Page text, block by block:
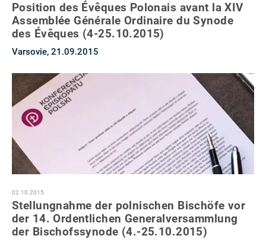
Position des Évêques Polonais avant la XIV
Assemblée Générale Ordinaire du Synode
des Évêques (4-25.10.2015)
Varsovie, 21.09.2015
02.10.2015
Stellungnahme der polnischen Bischöfe vor
der 14. Ordentlichen Generalversammlung
der Bischofssynode (4.-25.10.2015)